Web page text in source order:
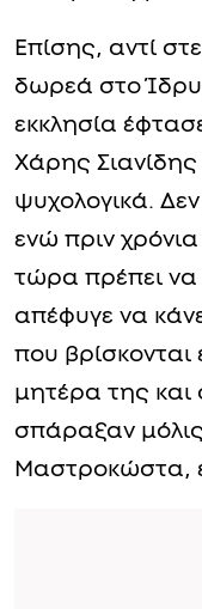
Επίσης, αντί
δωρεά στο
εκκλησία
Χάρης
ψυχολογικά.
ενώ πριν
τώρα πρέπει να
απέφυγε να
που βρίσκονται
μητέρα της και
σπάραξαν
Μαστροκώστα,